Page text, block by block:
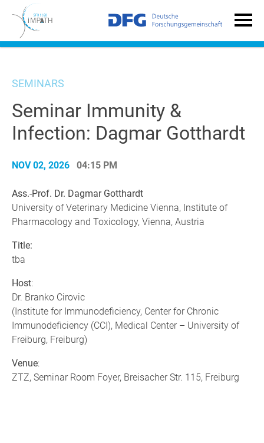
SEMINARS
Seminar Immunity &
Infection: Dagmar Gotthardt
NOV 02, 2026 04:15 PM
Ass.-Prof. Dr. Dagmar Gotthardt
University of Veterinary Medicine Vienna, Institute of
Pharmacology and Toxicology, Vienna, Austria
Title:
tba
Host:
Dr. Branko Cirovic
(Institute for Immunodeficiency, Center for Chronic
Immunodeficiency (CCI), Medical Center – University of
Freiburg, Freiburg)
Venue:
ZTZ, Seminar Room Foyer, Breisacher Str. 115, Freiburg